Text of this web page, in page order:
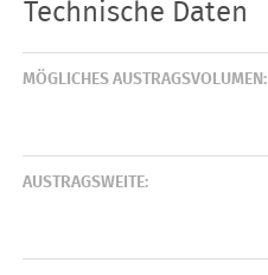
Technische Daten
MÖGLICHES AUSTRAGSVOLUMEN:
AUSTRAGSWEITE: